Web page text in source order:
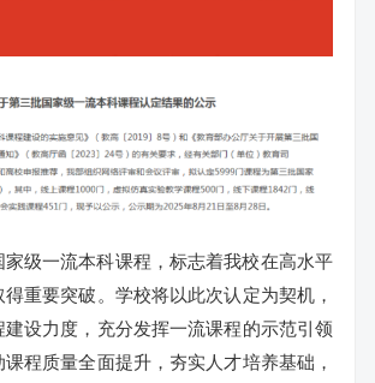
家级一流本科课程，标志着我校在高水平
重要突破。学校将以此次认定为契机，
设力度，充分发挥一流课程的示范引领
程质量全面提升，夯实人才培养基础，